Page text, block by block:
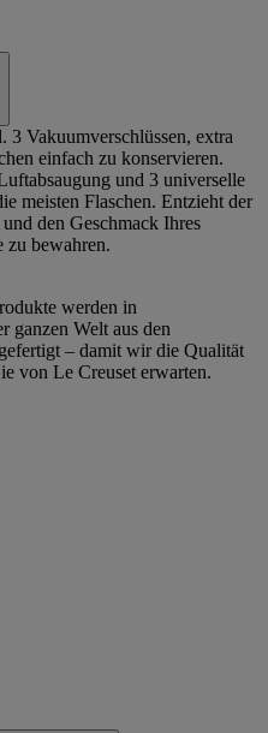
Vakuumverschlüssen, extra
einfach zu konservieren.
und 3 universelle
meisten Flaschen. Entzieht der
den Geschmack Ihres
zu bewahren.
werden in
ganzen Welt aus den
– damit wir die Qualität
von Le Creuset erwarten.